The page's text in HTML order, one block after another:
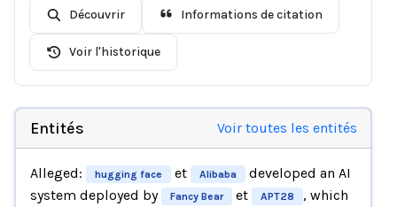
Découvrir Informations de citation
Voir l'historique
Entités Voir toutes les entités
Alleged: hugging face et Alibaba
developed an AI
system deployed by
Fancy Bear et APT28
, which